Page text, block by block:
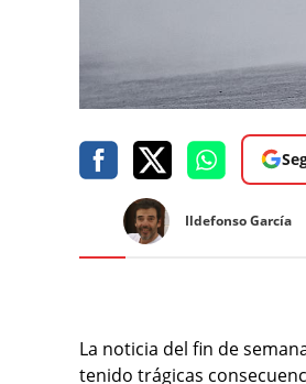
Ildefonso García
La noticia del fin de
tenido trágicas